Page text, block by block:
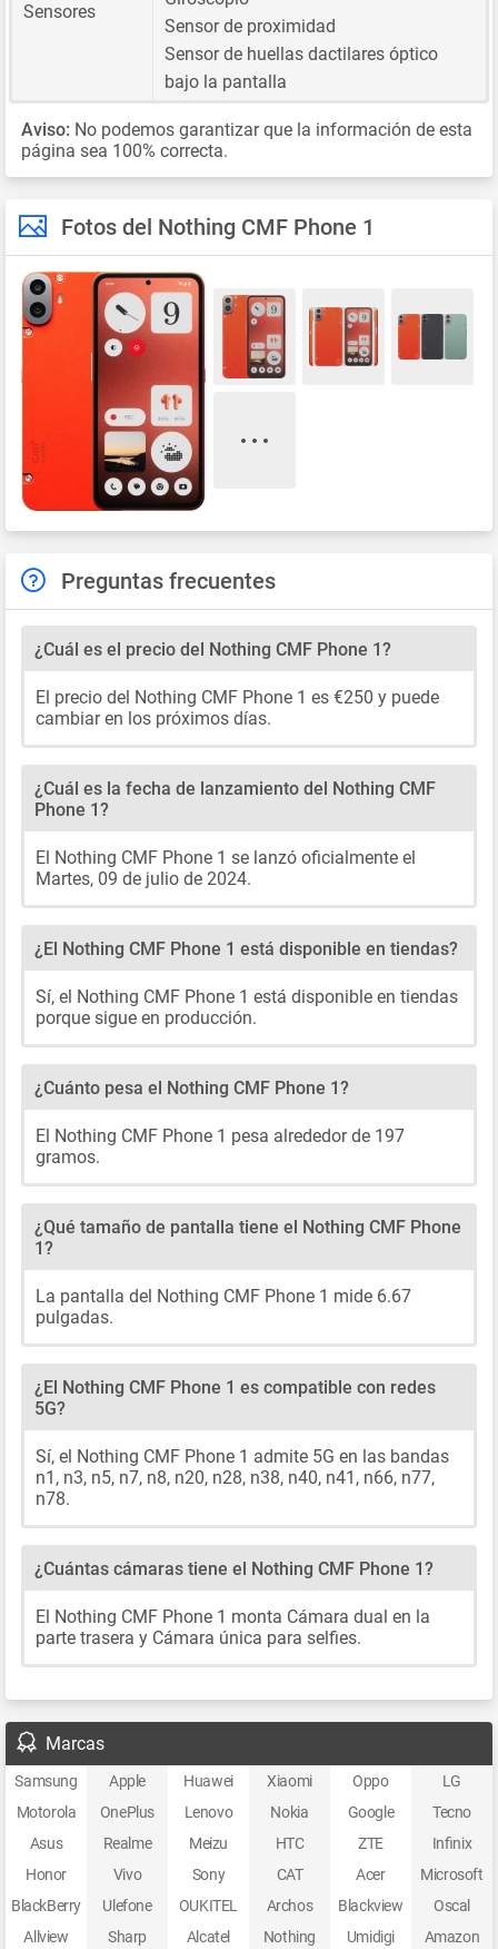
Sensores
Sensor de proximidad
Sensor de huellas dactilares óptico
bajo la pantalla
Aviso: No podemos garantizar que la información de esta
página sea 100% correcta.
Fotos del Nothing CMF Phone 1
Preguntas frecuentes
¿Cuál es el precio del Nothing CMF Phone 1?
El precio del Nothing CMF Phone 1 es €250 y puede
cambiar en los próximos días.
¿Cuál es la fecha de lanzamiento del Nothing CMF
Phone 1?
El Nothing CMF Phone 1 se lanzó oficialmente el
Martes, 09 de julio de 2024.
¿El Nothing CMF Phone 1 está disponible en tiendas?
Sí, el Nothing CMF Phone 1 está disponible en tiendas
porque sigue en producción.
¿Cuánto pesa el Nothing CMF Phone 1?
El Nothing CMF Phone 1 pesa alrededor de 197
gramos.
¿Qué tamaño de pantalla tiene el Nothing CMF Phone
1?
La pantalla del Nothing CMF Phone 1 mide 6.67
pulgadas.
¿El Nothing CMF Phone 1 es compatible con redes
5G?
Sí, el Nothing CMF Phone 1 admite 5G en las bandas
n1, n3, n5, n7, n8, n20, n28, n38, n40, n41, n66, n77,
n78.
¿Cuántas cámaras tiene el Nothing CMF Phone 1?
El Nothing CMF Phone 1 monta Cámara dual en la
parte trasera y Cámara única para selfies.
Marcas
Samsung Apple Huawei Xiaomi Oppo
LG
Motorola
OnePlus Lenovo Nokia Google
Tecno
Asus
Realme Meizu HTC ZTE
Infinix
Honor
Vivo Sony CAT Acer
Microsoft
BlackBerry
Ulefone OUKITEL Archos Blackview
Oscal
Allview
Sharp Alcatel Nothing Umidigi Amazon